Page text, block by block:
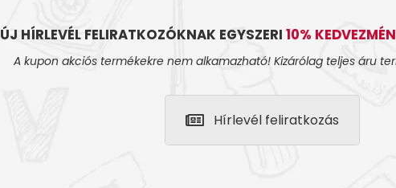
ÚJ HÍRLEVÉL FELIRATKOZÓKNAK EGYSZERI 10%
A kupon akciós termékekre nem alkamazható! Kizárólag teljes áru
Hírlevél feliratkozás